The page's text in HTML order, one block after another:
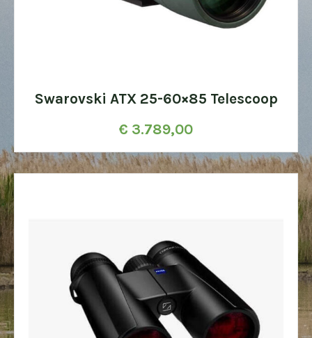
Swarovski ATX 25-60×85 Telescoop
€ 3.789,00